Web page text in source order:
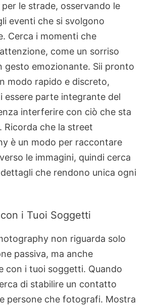
le strade, osservando le
eventi che si svolgono
Cerca i momenti che
come un sorriso
gesto emozionante. Sii pronto
modo rapido e discreto,
essere parte integrante del
interferire con ciò che sta
Ricorda che la street
è un modo per raccontare
le immagini, quindi cerca
che rendono unica ogni
i Tuoi Soggetti
non riguarda solo
passiva, ma anche
con i tuoi soggetti. Quando
di stabilire un contatto
persone che fotografi. Mostra